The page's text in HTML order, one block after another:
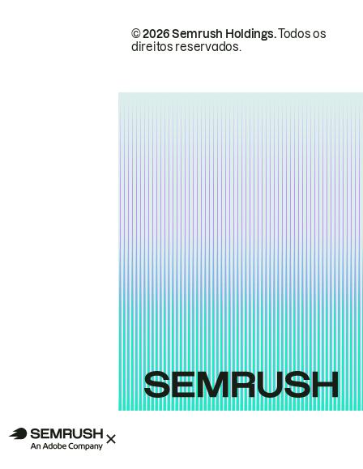
© 2026 Semrush Holdings.Todos os
direitos reservados.